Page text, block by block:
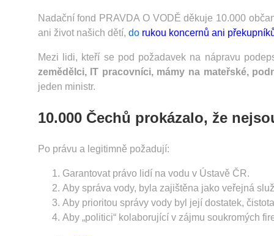
Nadační fond PRAVDA O VODĚ děkuje 10.000
ani život našich dětí, do rukou koncernů ani
Mezi lidi, kteří se pod požadavek na nápravu
zemědělci, IT pracovníci, mámy na mateřské,
jeden ministr.
10.000 Čechů prokázalo, že
Po právu a legitimně požadují:
Garantovat právo lidí na vodu v Ústavě ČR.
Aby správa vody, byla zajištěna jako veřejná
Aby prioritou správy vody byl její dostatek,
Aby „politici“ kolaborující v zájmu soukromých